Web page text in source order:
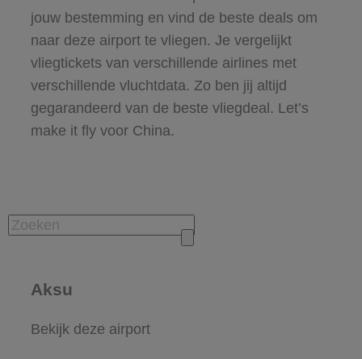
jouw bestemming en vind de beste deals om
naar deze airport te vliegen. Je vergelijkt
vliegtickets van verschillende airlines met
verschillende vluchtdata. Zo ben jij altijd
gegarandeerd van de beste vliegdeal. Let’s
make it fly voor China.
Aksu
Bekijk deze airport